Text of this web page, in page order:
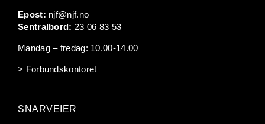
Epost: njf@njf.no
Sentralbord: 23 06 83 53
Mandag – fredag: 10.00-14.00
> Forbundskontoret
SNARVEIER